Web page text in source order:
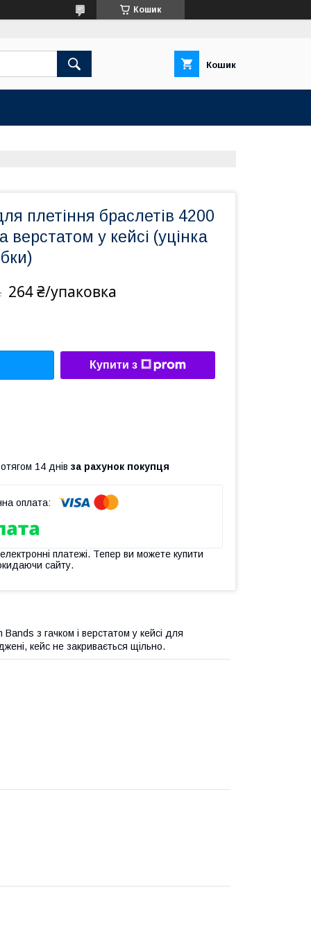
Кошик
Кошик
плетіння браслетів 4200
верстатом у кейсі (уцінка
264 ₴/упаковка
Купити з
14 днів за рахунок покупця
платежі. Тепер ви можете купити
сайту.
з гачком і верстатом у кейсі для
кейс не закривається щільно.